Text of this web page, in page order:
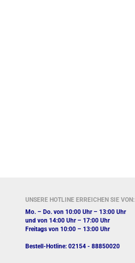
UNSERE HOTLINE ERREICHEN SIE VON:
Mo. – Do. von 10:00 Uhr – 13:00 Uhr
und von 14:00 Uhr – 17:00 Uhr
Freitags von 10:00 – 13:00 Uhr
Bestell-Hotline: 02154 - 88850020